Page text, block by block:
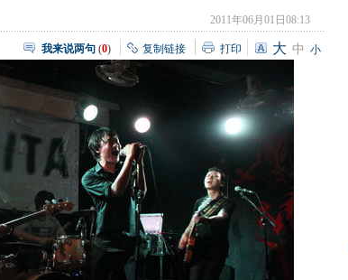
2011年06月01日08:13
我来说两句 (0) 复制链接 打印 大 中 小